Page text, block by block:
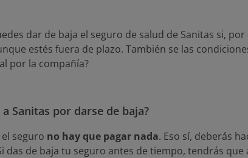
dar de baja el seguro de salud de Sanitas si, por
estés fuera de plazo. También se las
por la compañía?
Sanitas por darse de baja?
seguro no hay que pagar nada. Eso sí, deberás
das de baja tu seguro antes de tiempo, tendrás